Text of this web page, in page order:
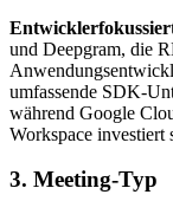
und Deepgram, die
umfassende SDK-
während Google
Workspace investiert
3. Meeting-Typ